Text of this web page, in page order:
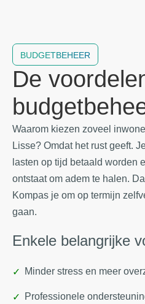
BUDGETBEHEER
De
Waarom kiezen zoveel
Lisse? Omdat het rust geeft.
lasten op tijd betaald worden
ontstaat om adem te halen.
Kompas je om op termijn
gaan.
Enkele belangrijke
Minder stress en meer
Professionele